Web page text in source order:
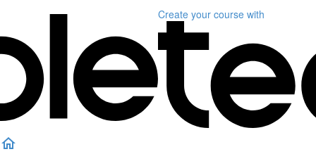
Create your course with